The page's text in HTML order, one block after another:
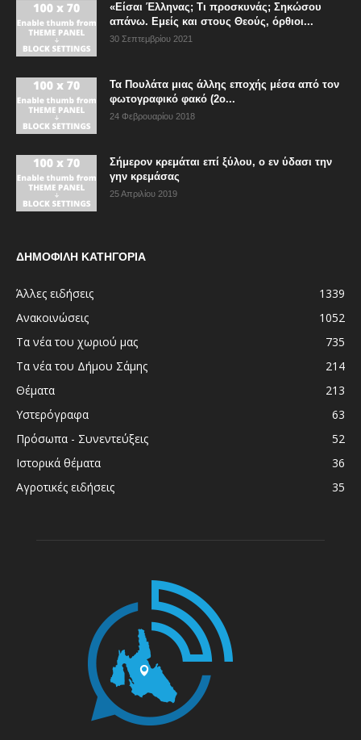
«Είσαι Έλληνας; Τι προσκυνάς; Σηκώσου
απάνω. Εμείς και στους Θεούς, όρθιοι...
30 Σεπτεμβρίου 2021
Τα Πουλάτα μιας άλλης εποχής μέσα από τον
φωτογραφικό φακό (2ο...
24 Φεβρουαρίου 2018
Σήμερον κρεμάται επί ξύλου, ο εν ύδασι την
γην κρεμάσας
25 Απριλίου 2019
ΔΗΜΟΦΙΛΗ ΚΑΤΗΓΟΡΙΑ
Άλλες ειδήσεις
1339
Ανακοινώσεις
1052
Τα νέα του χωριού μας
735
Τα νέα του Δήμου Σάμης
214
Θέματα
213
Υστερόγραφα
63
Πρόσωπα - Συνεντεύξεις
52
Ιστορικά θέματα
36
Αγροτικές ειδήσεις
35